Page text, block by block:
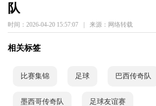
队
时间：2026-04-20 15:57:07 来源：网络转载
相关标签
比赛集锦 足球 巴西传奇队
墨西哥传奇队 足球友谊赛